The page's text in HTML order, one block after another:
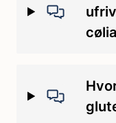
Håndtering
Ikke-
Irritabel tarmsyndrom
Sjokolade og